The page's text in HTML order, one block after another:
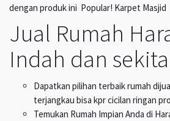
dengan produk ini Popular! Karpet Masjid
Jual Rumah
Indah dan
Dapatkan pilihan terbaik rumah
terjangkau bisa kpr cicilan ringan
Temukan Rumah Impian Anda di